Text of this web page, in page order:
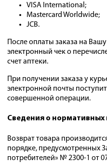
VISA International;
Mastercard Worldwide;
JCB.
После оплаты заказа на
электронный чек о
счет аптеки.
При получении заказа у
электронной почты
совершенной операции.
Cведения о нормативных
Возврат товара
порядке, предусмотренных
потребителей» № 2300-1 от